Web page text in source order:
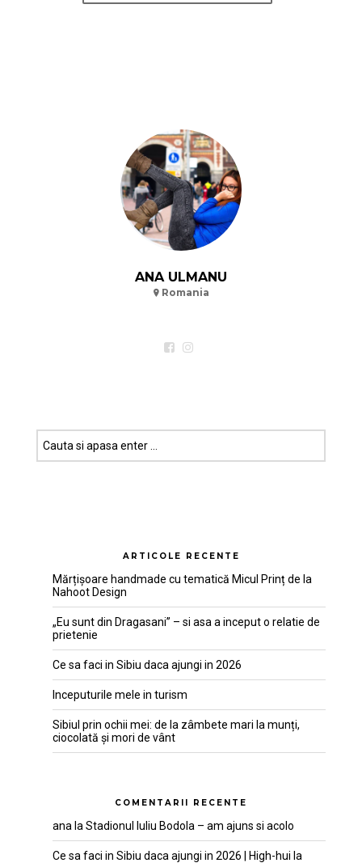
ANA ULMANU
Romania
ARTICOLE RECENTE
Mărțișoare handmade cu tematică Micul Prinț de la
Nahoot Design
„Eu sunt din Dragasani” – si asa a inceput o relatie de
prietenie
Ce sa faci in Sibiu daca ajungi in 2026
Inceputurile mele in turism
Sibiul prin ochii mei: de la zâmbete mari la munți,
ciocolată și mori de vânt
COMENTARII RECENTE
ana la Stadionul Iuliu Bodola – am ajuns si acolo
Ce sa faci in Sibiu daca ajungi in 2026 | High-hui la